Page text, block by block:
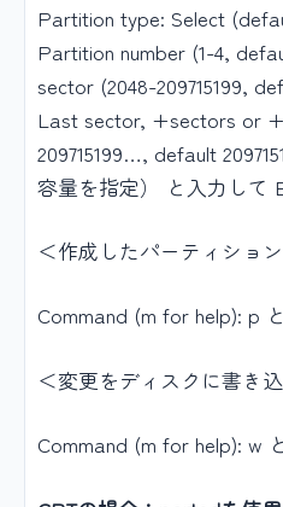
Partition type: Select
Partition number (1-4,
sector (2048-209715199,
Last sector, +sectors or
209715199…, default
容量を指定） と入力して
＜作成したパーティショ
Command (m for help): p
＜変更をディスクに書き
Command (m for help): w